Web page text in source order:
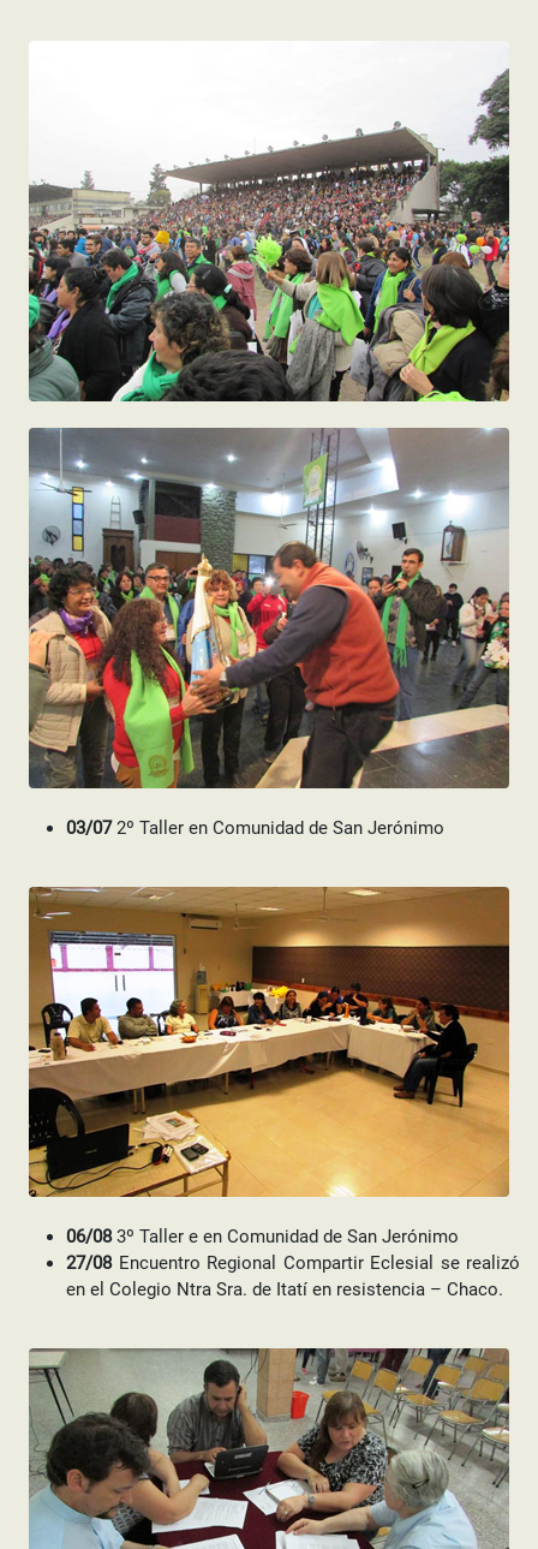
03/072º Taller en Comunidad de San Jerónimo
06/083º Taller e en Comunidad de San Jerónimo
27/08Encuentro Regional Compartir Eclesial se realizó
en el Colegio Ntra Sra. de Itatí en resistencia – Chaco.